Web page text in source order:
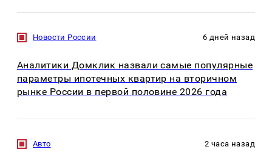
Новости России 6 дней назад
Аналитики Домклик назвали самые популярные
параметры ипотечных квартир на вторичном
рынке России в первой половине 2026 года
Авто 2 часа назад